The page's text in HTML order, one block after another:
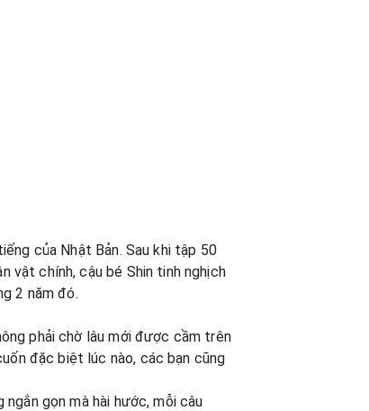
của Nhật Bản. Sau khi tập 50
vật chính, cậu bé Shin tinh nghịch
2 năm đó.
phải chờ lâu mới được cầm trên
đặc biệt lúc nào, các bạn cũng
gọn mà hài hước, mỗi câu